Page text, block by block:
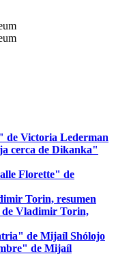
de Victoria Lederman
cerca de Dikanka"
Florette" de
Torin, resumen
de Vladimir Torin,
de Mijaíl Shólojo
de Mijaíl